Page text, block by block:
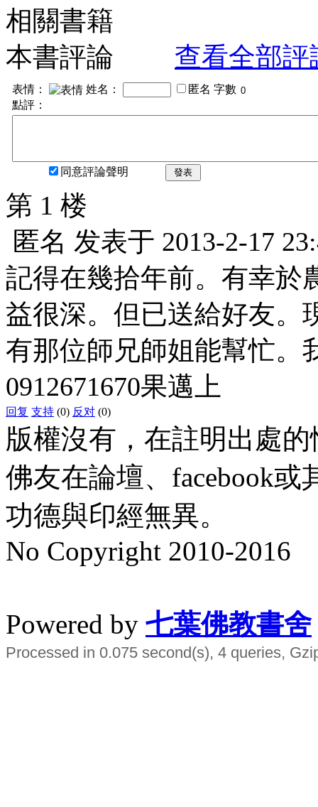
相關書籍
本書評論
查看全部評
表情： 姓名： 匿名 字數
點評：
同意評論聲明 發表
第 1 楼
匿名 发表于 2013-2-17
記得在幾拾年前。有幸於
益很深。但已送給好友。
有那位師兄師姐能幫忙。
0912671670果邁上
回复 支持 (0) 反对 (0)
版權沒有，在註明出處
佛友在論壇、facebook
功德與印經無異。
No Copyright 2010-2016
Powered by 七葉佛教書舍
Processed in 0.075 second(s), 4 queries,